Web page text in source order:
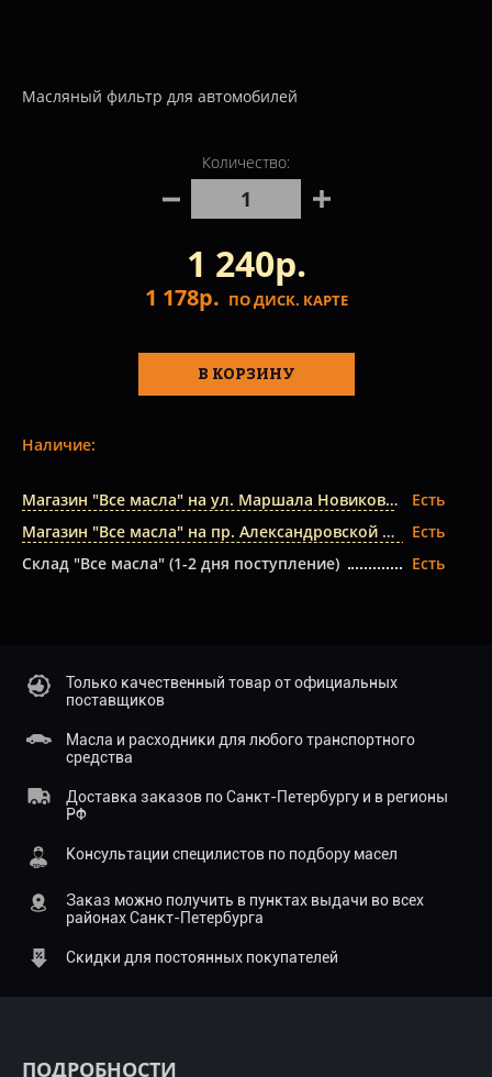
Масляный фильтр для автомобилей
Количество:
1 240р.
1 178р. ПО ДИСК. КАРТЕ
В КОРЗИНУ
Наличие:
Магазин "Все масла" на ул. Маршала Новикова
Есть
Магазин "Все масла" на пр. Александровской Фермы
Есть
Склад "Все масла" (1-2 дня поступление)
Есть
Только качественный товар от официальных
поставщиков
Масла и расходники для любого транспортного
средства
Доставка заказов по Санкт-Петербургу и в регионы
РФ
Консультации специлистов по подбору масел
Заказ можно получить в пунктах выдачи во всех
районах Санкт-Петербурга
Скидки для постоянных покупателей
ПОДРОБНОСТИ